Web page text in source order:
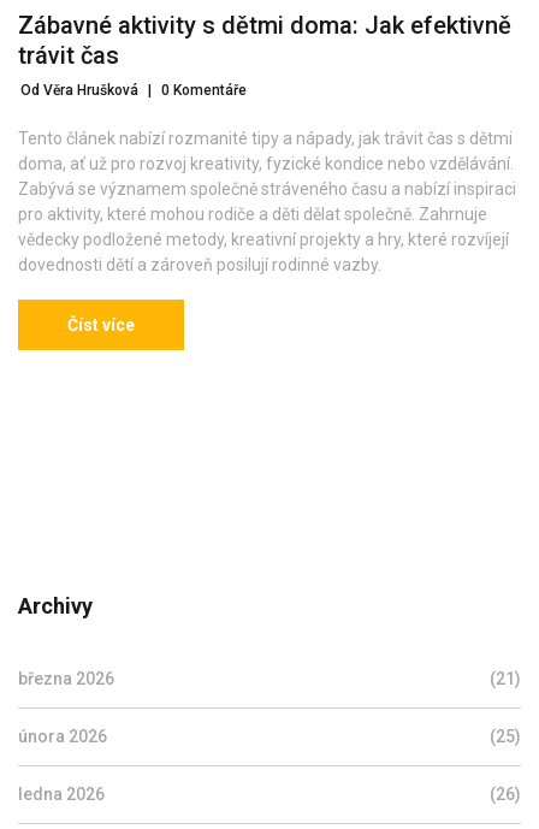
Zábavné aktivity s dětmi doma: Jak efektivně
trávit čas
Od Věra Hrušková 0 Komentáře
Tento článek nabízí rozmanité tipy a nápady, jak trávit čas s dětmi
doma, ať už pro rozvoj kreativity, fyzické kondice nebo vzdělávání.
Zabývá se významem společně stráveného času a nabízí inspiraci
pro aktivity, které mohou rodiče a děti dělat společně. Zahrnuje
vědecky podložené metody, kreativní projekty a hry, které rozvíjejí
dovednosti dětí a zároveň posilují rodinné vazby.
Číst více
Archivy
března 2026 (21)
února 2026 (25)
ledna 2026 (26)